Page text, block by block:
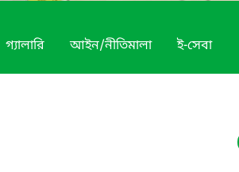
গ্যালারি আইন/নীতিমালা ই-সেবা